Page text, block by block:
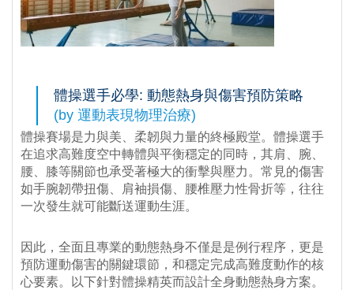
體操選手必學: 動態熱身與傷害預防策略
(by 運動表現物理治療)
體操賽場是力與美、柔韌與力量的終極殿堂。體操選手
在追求高難度空中轉體與平衡穩定的同時，其肩、腕、
腰、膝等關節也承受著極大的衝擊與壓力。常見的傷害
如手腕韌帶扭傷、肩袖損傷、腰椎壓力性骨折等，往往
一次發生就可能斷送運動生涯。
因此，全面且專業的動態熱身不僅是是例行程序，更是
預防運動傷害的關鍵環節，和穩定完成高難度動作的核
心要素。以下針對體操精英而設計全身動態熱身方案。